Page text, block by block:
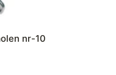
nr-10